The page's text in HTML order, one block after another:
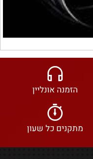
הזמנה אונליין
מתקנים כל שעון